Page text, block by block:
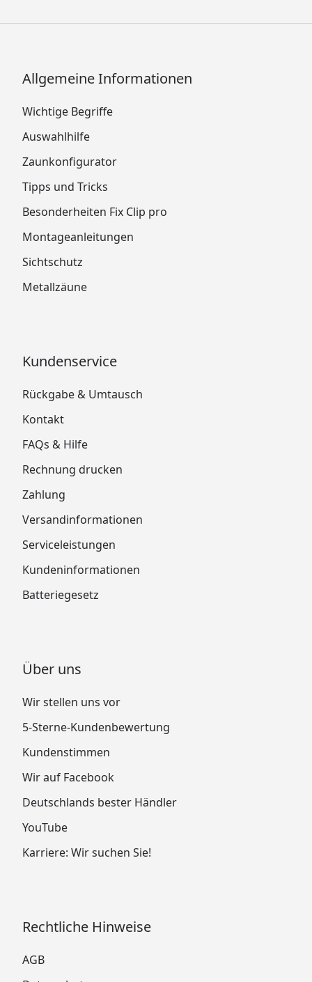
Allgemeine Informationen
Wichtige Begriffe
Auswahlhilfe
Zaunkonfigurator
Tipps und Tricks
Besonderheiten Fix Clip pro
Montageanleitungen
Sichtschutz
Metallzäune
Kundenservice
Rückgabe & Umtausch
Kontakt
FAQs & Hilfe
Rechnung drucken
Zahlung
Versandinformationen
Serviceleistungen
Kundeninformationen
Batteriegesetz
Über uns
Wir stellen uns vor
5-Sterne-Kundenbewertung
Kundenstimmen
Wir auf Facebook
Deutschlands bester Händler
YouTube
Karriere: Wir suchen Sie!
Rechtliche Hinweise
AGB